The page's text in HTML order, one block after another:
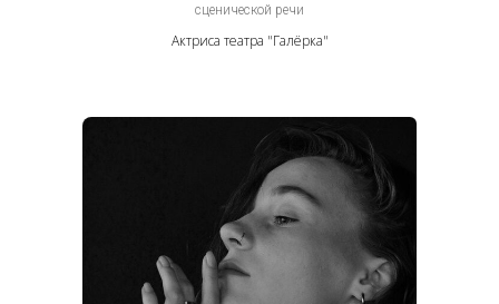
сценической речи
Актриса театра "Галёрка"